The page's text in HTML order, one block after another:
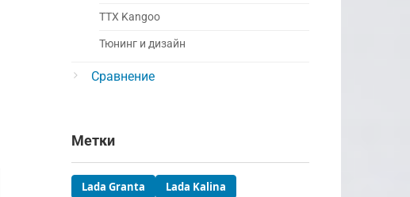
ТТХ Kangoo
Тюнинг и дизайн
Сравнение
Метки
Lada Granta
Lada Kalina